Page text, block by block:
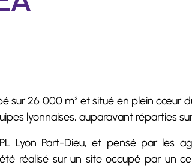
sur 26 000 m² et situé en plein cœur
lyonnaises, auparavant réparties
Lyon Part-Dieu, et pensé par les
réalisé sur un site occupé par un